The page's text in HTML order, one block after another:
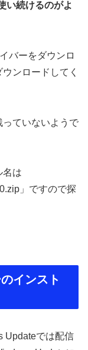
い続けるのがよ
バーをダウンロ
ンロードしてく
ていないようで
名は
」ですので探
インスト
Updateでは配信